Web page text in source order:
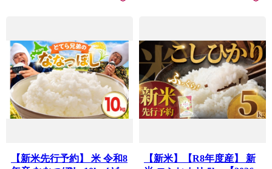
【新米先行予約】 米 令和8
【新米】【R8年度産】 新